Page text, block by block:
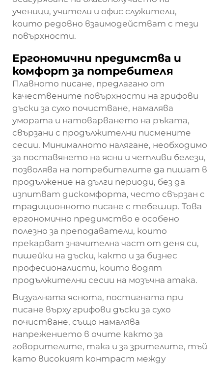
ученици, учители и офис служители,
които редовно взаимодействат с тези
повърхности.
Ергономични предимства и
комфорт за потребителя
Плавното писане, предлагано от
качествените повърхности на грифови
дъски за сухо почистване, намалява
умората и натоварването на ръката,
свързани с продължителни писмените
сесии. Минималното налягане, необходимо
за поставянето на ясни и четливи белези,
позволява на потребителите да пишат в
продължение на дълги периоди, без да
изпитват дискомфорта, често свързан с
традиционното писане с тебешир. Това
ергономично предимство е особено
полезно за преподаватели, които
прекарват значителна част от деня си,
пишейки на дъски, както и за бизнес
професионалисти, които водят
продължителни сесии на мозъчна атака.
Визуалната яснота, постигната при
писане върху грифови дъски за сухо
почистване, също намалява
напрежението в очите както за
говорителите, така и за зрителите, тъй
като високият контраст между